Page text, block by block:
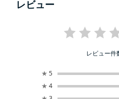
レビュー
レビュー件
★ 5
★ 4